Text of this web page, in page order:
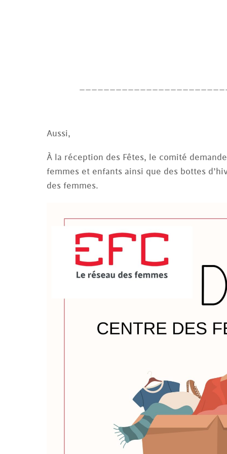
Aussi,
À la réception des Fêtes, le comité
femmes et enfants ainsi que des bottes
des femmes.